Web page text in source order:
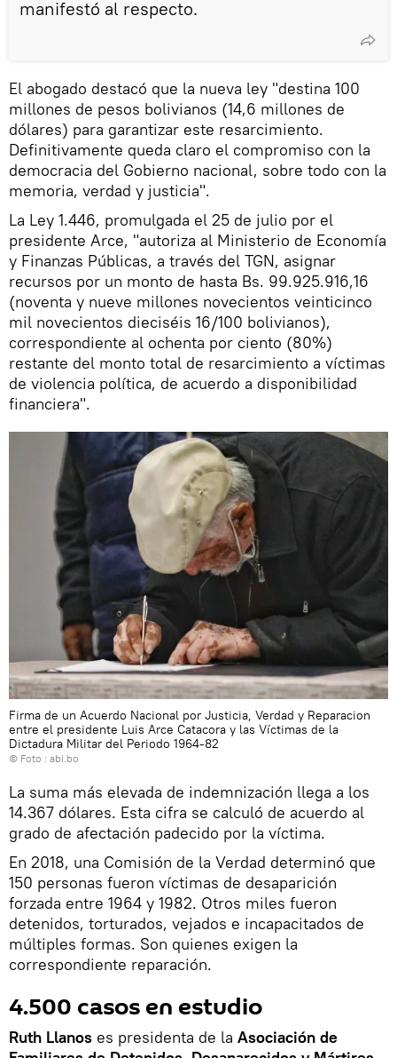
manifestó al respecto.
El abogado destacó que la nueva ley "destina 100
millones de pesos bolivianos (14,6 millones de
dólares) para garantizar este resarcimiento.
Definitivamente queda claro el compromiso con la
democracia del Gobierno nacional, sobre todo con la
memoria, verdad y justicia".
La Ley 1.446, promulgada el 25 de julio por el
presidente Arce, "autoriza al Ministerio de Economía
y Finanzas Públicas, a través del TGN, asignar
recursos por un monto de hasta Bs. 99.925.916,16
(noventa y nueve millones novecientos veinticinco
mil novecientos dieciséis 16/100 bolivianos),
correspondiente al ochenta por ciento (80%)
restante del monto total de resarcimiento a víctimas
de violencia política, de acuerdo a disponibilidad
financiera".
Firma de un Acuerdo Nacional por Justicia, Verdad y Reparacion
entre el presidente Luis Arce Catacora y las Víctimas de la
Dictadura Militar del Periodo 1964-82
© Foto : abi.bo
La suma más elevada de indemnización llega a los
14.367 dólares. Esta cifra se calculó de acuerdo al
grado de afectación padecido por la víctima.
En 2018, una Comisión de la Verdad determinó que
150 personas fueron víctimas de desaparición
forzada entre 1964 y 1982. Otros miles fueron
detenidos, torturados, vejados e incapacitados de
múltiples formas. Son quienes exigen la
correspondiente reparación.
4.500 casos en estudio
Ruth Llanos es presidenta de la Asociación de